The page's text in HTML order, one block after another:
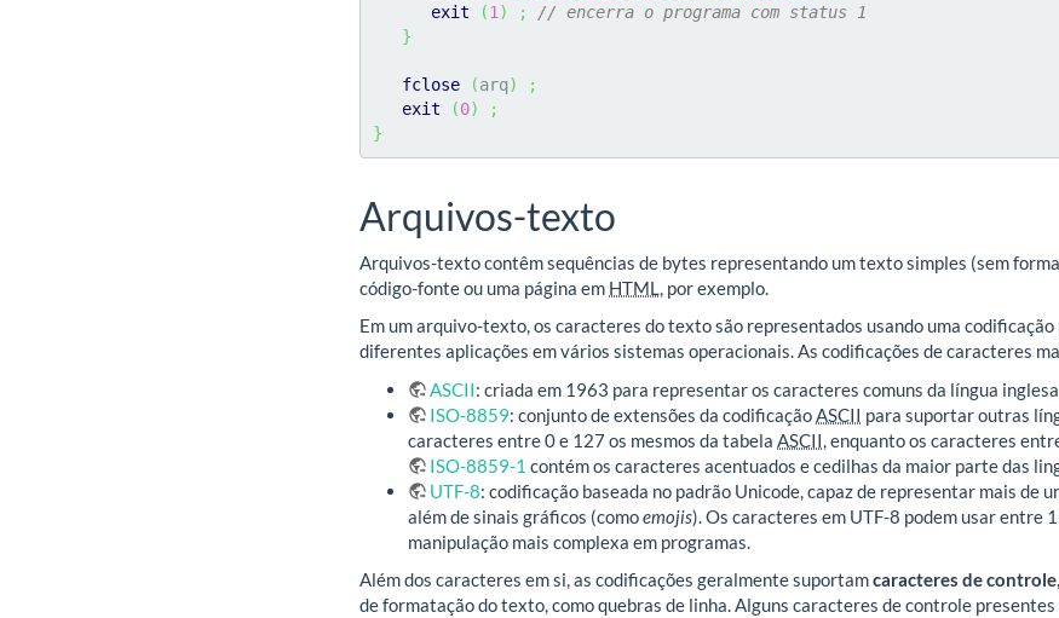
exit
(1 ) ;
// encerra o programa com status 1
}
fclose (arq)
;
exit
(0)
;
}
Arquivos-texto
Arquivos-texto contêm sequências de bytes representando um texto simples (sem
código-fonte ou uma página em HTML
, por exemplo.
Em um arquivo-texto, os caracteres do texto são representados usando uma
diferentes aplicações em vários sistemas operacionais. As codificações de caracteres
ASCII: criada em 1963 para representar os caracteres comuns da língua
ISO-8859: conjunto de extensões da codificação ASCII para suportar outras
caracteres entre 0 e 127 os mesmos da tabela ASCII , enquanto os caracteres
ISO-8859-1 contém os caracteres acentuados e cedilhas da maior parte das
UTF-8: codificação baseada no padrão Unicode, capaz de representar mais de
além de sinais gráficos (comoemojis). Os caracteres em UTF-8 podem usar entre
manipulação mais complexa em programas.
Além dos caracteres em si, as codificações geralmente suportamcaracteres de controle
de formatação do texto, como quebras de linha. Alguns caracteres de controle presentes